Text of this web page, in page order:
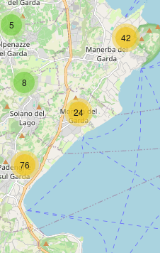
5
42
8
24
76